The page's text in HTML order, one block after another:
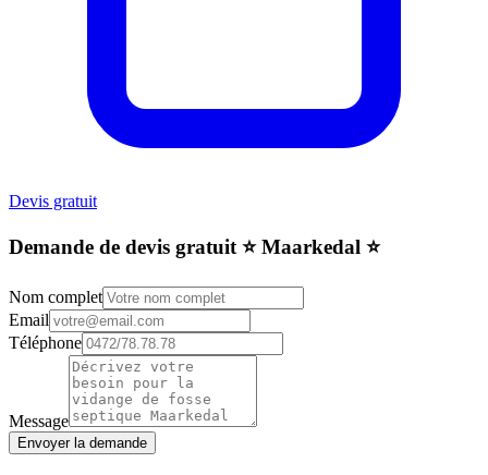
Devis gratuit
Demande de devis gratuit ⭐️ Maarkedal ⭐️
Nom complet
Email
Téléphone
Message
Envoyer la demande